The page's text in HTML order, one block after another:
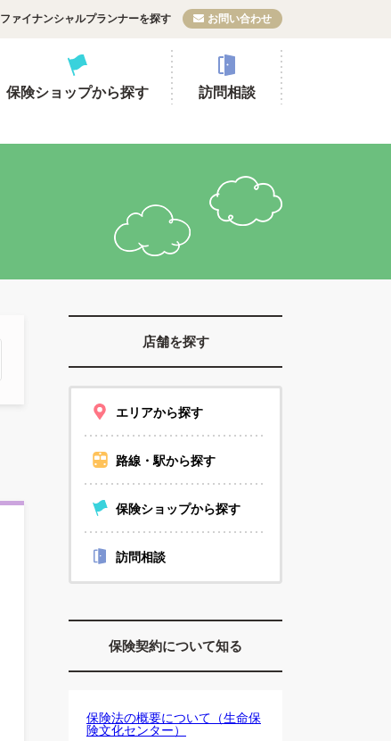
ファイナンシャルプランナーを探す お問い合わせ
保険ショップから探す 訪問相談
店舗を探す
エリアから探す
路線・駅から探す
保険ショップから探す
訪問相談
保険契約について知る
保険法の概要について（生命保
険文化センター）